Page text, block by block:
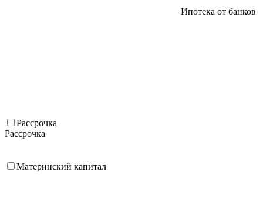
Ипотека от банков
Рассрочка
Рассрочка
Материнский капитал